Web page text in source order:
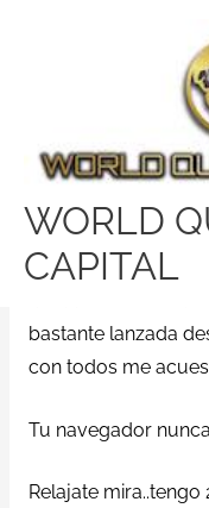
WORLD
CAPITAL
Acostarse
Citacion.
/aplicaciones/ By
Oigan, q creen
yo lo hize y no ha
bastante lanzada
con todos me
Tu navegador
Relajate